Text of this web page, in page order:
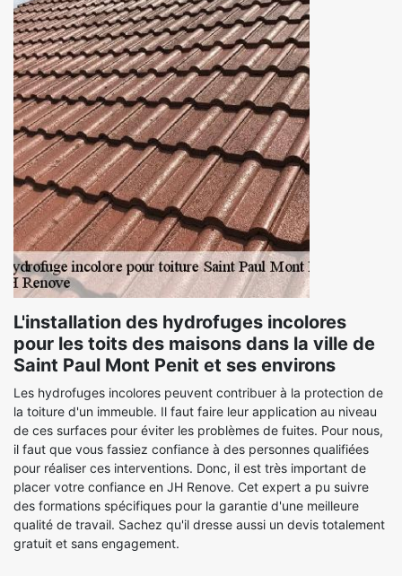
L'installation des hydrofuges incolores
pour les toits des maisons dans la ville de
Saint Paul Mont Penit et ses environs
Les hydrofuges incolores peuvent contribuer à la protection de
la toiture d'un immeuble. Il faut faire leur application au niveau
de ces surfaces pour éviter les problèmes de fuites. Pour nous,
il faut que vous fassiez confiance à des personnes qualifiées
pour réaliser ces interventions. Donc, il est très important de
placer votre confiance en JH Renove. Cet expert a pu suivre
des formations spécifiques pour la garantie d'une meilleure
qualité de travail. Sachez qu'il dresse aussi un devis totalement
gratuit et sans engagement.